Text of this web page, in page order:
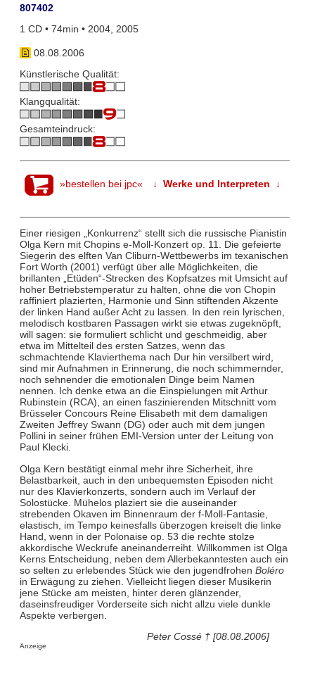
807402
1 CD • 74min • 2004, 2005
08.08.2006
Künstlerische Qualität:
Klangqualität:
Gesamteindruck:
»bestellen bei jpc« ↓ Werke und Interpreten ↓
Einer riesigen „Konkurrenz“ stellt sich die russische Pianistin
Olga Kern mit Chopins e-Moll-Konzert op. 11. Die gefeierte
Siegerin des elften Van Cliburn-Wettbewerbs im texanischen
Fort Worth (2001) verfügt über alle Möglichkeiten, die
brillanten „Etüden“-Strecken des Kopfsatzes mit Umsicht auf
hoher Betriebstemperatur zu halten, ohne die von Chopin
raffiniert plazierten, Harmonie und Sinn stiftenden Akzente
der linken Hand außer Acht zu lassen. In den rein lyrischen,
melodisch kostbaren Passagen wirkt sie etwas zugeknöpft,
will sagen: sie formuliert schlicht und geschmeidig, aber
etwa im Mittelteil des ersten Satzes, wenn das
schmachtende Klavierthema nach Dur hin versilbert wird,
sind mir Aufnahmen in Erinnerung, die noch schimmernder,
noch sehnender die emotionalen Dinge beim Namen
nennen. Ich denke etwa an die Einspielungen mit Arthur
Rubinstein (RCA), an einen faszinierenden Mitschnitt vom
Brüsseler Concours Reine Elisabeth mit dem damaligen
Zweiten Jeffrey Swann (DG) oder auch mit dem jungen
Pollini in seiner frühen EMI-Version unter der Leitung von
Paul Klecki.
Olga Kern bestätigt einmal mehr ihre Sicherheit, ihre
Belastbarkeit, auch in den unbequemsten Episoden nicht
nur des Klavierkonzerts, sondern auch im Verlauf der
Solostücke. Mühelos plaziert sie die auseinander
strebenden Okaven im Binnenraum der f-Moll-Fantasie,
elastisch, im Tempo keinesfalls überzogen kreiselt die linke
Hand, wenn in der Polonaise op. 53 die rechte stolze
akkordische Weckrufe aneinanderreiht. Willkommen ist Olga
Kerns Entscheidung, neben dem Allerbekanntesten auch ein
so selten zu erlebendes Stück wie den jugendfrohen Boléro
in Erwägung zu ziehen. Vielleicht liegen dieser Musikerin
jene Stücke am meisten, hinter deren glänzender,
daseinsfreudiger Vorderseite sich nicht allzu viele dunkle
Aspekte verbergen.
Peter Cossé † [08.08.2006]
Anzeige